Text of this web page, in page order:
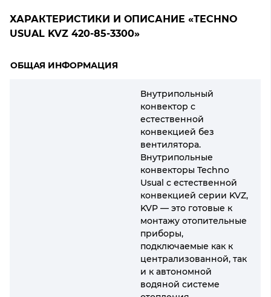
ХАРАКТЕРИСТИКИ И ОПИСАНИЕ «TECHNO
USUAL KVZ 420-85-3300»
ОБЩАЯ ИНФОРМАЦИЯ
Внутрипольный
конвектор с
естественной
конвекцией без
вентилятора.
Внутрипольные
конвекторы Techno
Usual с естественной
конвекцией серии KVZ,
KVP — это готовые к
монтажу отопительные
приборы,
подключаемые как к
централизованной, так
и к автономной
водяной системе